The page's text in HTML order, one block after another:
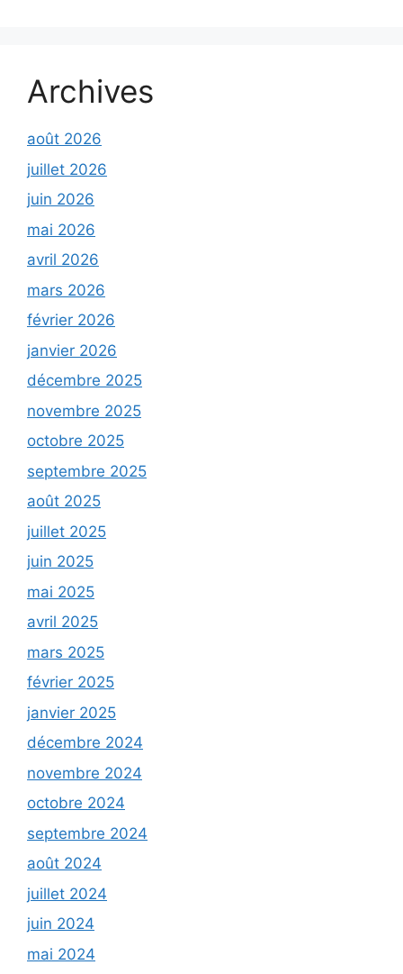
Archives
août 2026
juillet 2026
juin 2026
mai 2026
avril 2026
mars 2026
février 2026
janvier 2026
décembre 2025
novembre 2025
octobre 2025
septembre 2025
août 2025
juillet 2025
juin 2025
mai 2025
avril 2025
mars 2025
février 2025
janvier 2025
décembre 2024
novembre 2024
octobre 2024
septembre 2024
août 2024
juillet 2024
juin 2024
mai 2024